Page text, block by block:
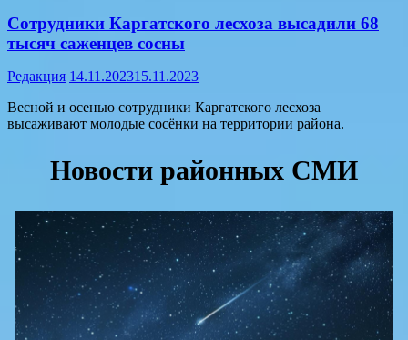
Сотрудники Каргатского лесхоза высадили 68
тысяч саженцев сосны
Редакция 14.11.202315.11.2023
Весной и осенью сотрудники Каргатского лесхоза
высаживают молодые сосёнки на территории района.